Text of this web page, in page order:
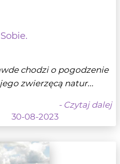
chodzi o pogodzenie
zwierzęcą natur...
- Czytaj dalej
30-08-2023